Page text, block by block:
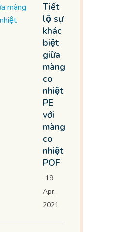
Tiết
lộ sự
khác
biệt
giữa
màng
co
nhiệt
PE
với
màng
co
nhiệt
POF
19
Apr,
2021